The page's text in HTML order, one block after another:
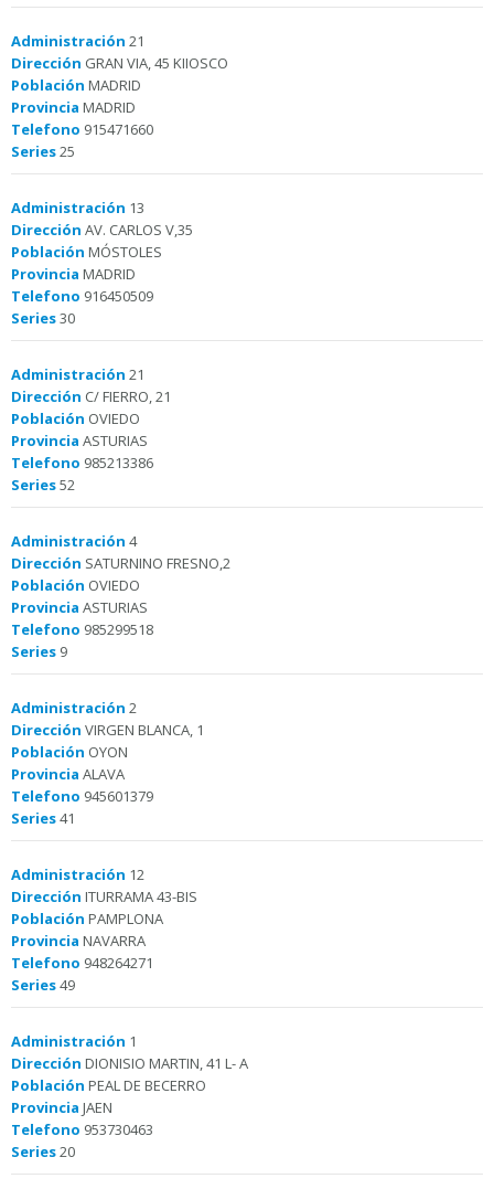
Administración 21
Dirección GRAN VIA, 45 KIIOSCO
Población MADRID
Provincia MADRID
Telefono 915471660
Series25
Administración 13
Dirección AV. CARLOS V,35
Población MÓSTOLES
Provincia MADRID
Telefono 916450509
Series30
Administración 21
Dirección C/ FIERRO, 21
Población OVIEDO
Provincia ASTURIAS
Telefono 985213386
Series52
Administración 4
Dirección SATURNINO FRESNO,2
Población OVIEDO
Provincia ASTURIAS
Telefono 985299518
Series 9
Administración 2
Dirección VIRGEN BLANCA, 1
Población OYON
Provincia ALAVA
Telefono 945601379
Series41
Administración 12
Dirección ITURRAMA 43-BIS
Población PAMPLONA
Provincia NAVARRA
Telefono 948264271
Series49
Administración 1
Dirección DIONISIO MARTIN, 41 L- A
Población PEAL DE BECERRO
Provincia JAEN
Telefono 953730463
Series20